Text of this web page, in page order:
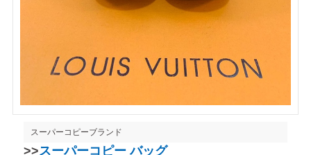
スーパーコピーブランド
>>スーパーコピー バッグ